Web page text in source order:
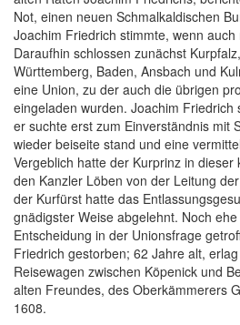
Not, einen neuen Schmalkaldischen
Joachim Friedrich stimmte, wenn
Daraufhin schlossen zunächst
Württemberg, Baden, Ansbach und
eine Union, zu der auch die übrigen
eingeladen wurden. Joachim Friedrich
er suchte erst zum Einverständnis mit
wieder beiseite stand und eine
Vergeblich hatte der Kurprinz in dieser
den Kanzler Löben von der Leitung
der Kurfürst hatte das
gnädigster Weise abgelehnt. Noch
Entscheidung in der Unionsfrage
Friedrich gestorben; 62 Jahre alt,
Reisewagen zwischen Köpenick und
alten Freundes, des Oberkämmerers
1608.